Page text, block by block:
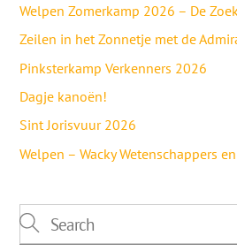
Welpen Zomerkamp 2026 – De
Zeilen in het Zonnetje met de
Pinksterkamp Verkenners 2026
Dagje kanoën!
Sint Jorisvuur 2026
Welpen – Wacky Wetenschappers